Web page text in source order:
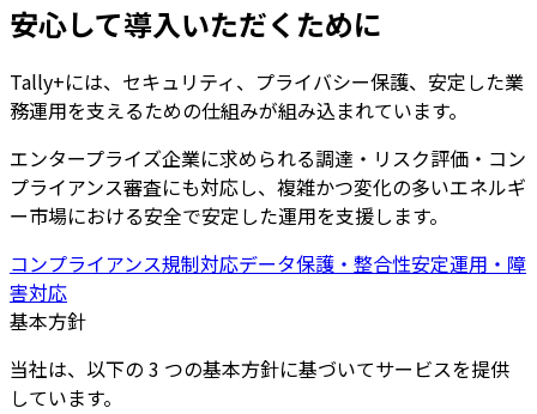
安心して導入いただくために
Tally+には、セキュリティ、プライバシー保護、安定した業
務運用を支えるための仕組みが組み込まれています。
エンタープライズ企業に求められる調達・リスク評価・コン
プライアンス審査にも対応し、複雑かつ変化の多いエネルギ
ー市場における安全で安定した運用を支援します。
コンプライアンス規制対応データ保護・整合性安定運用・障
害対応
基本方針
当社は、以下の 3 つの基本方針に基づいてサービスを提供
しています。